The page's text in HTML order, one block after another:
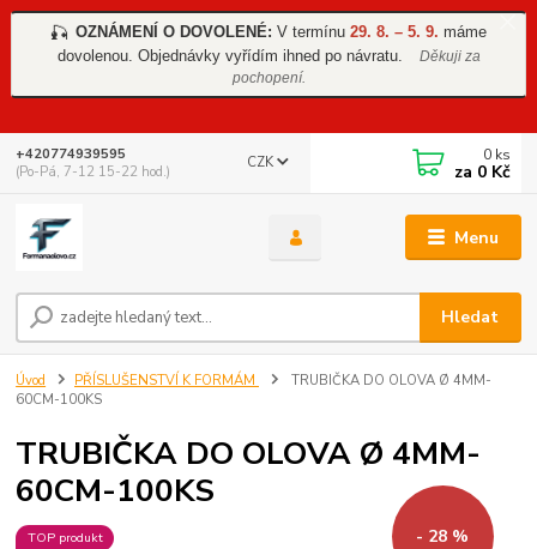
🎣 OZNÁMENÍ O DOVOLENÉ: V termínu 29. 8. – 5. 9. máme
dovolenou. Objednávky vyřídím ihned po návratu.
Děkuji za
pochopení.
Menu
CZK
Hledat
+420774939595
(Po-Pá, 7-12 15-22 hod.)
0 ks
za 0 Kč
Úvod PŘÍSLUŠENSTVÍ K FORMÁM
TRUBIČKA DO OLOVA Ø 4MM-
60CM-100KS
TRUBIČKA DO OLOVA Ø 4MM-
60CM-100KS
TOP produkt - 28 %